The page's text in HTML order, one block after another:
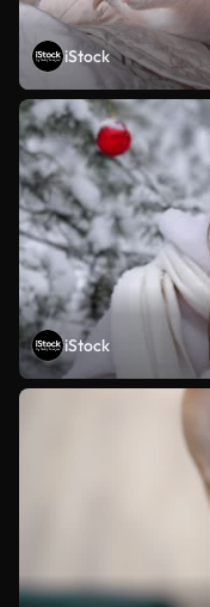
iStock
iStock